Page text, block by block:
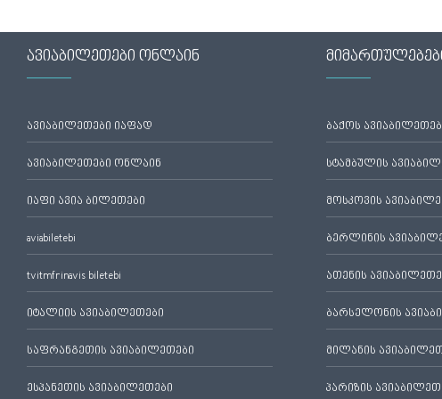
ავიაბილეთები ონლაინ
ავიაბილეთები იაფად
ავიაბილეთები ონლაინ
იაფი ავია ბილეთები
aviabiletebi
tvitmfrinavis biletebi
იტალიის ავიაბილეთები
საფრანგეთის ავიაბილეთები
ესპანეთის ავიაბილეთები
ბაქოს
სტამბულის
მოსკოვის
ბერლინის
ათენის
ბარსელონის
მილანის
პარიზის